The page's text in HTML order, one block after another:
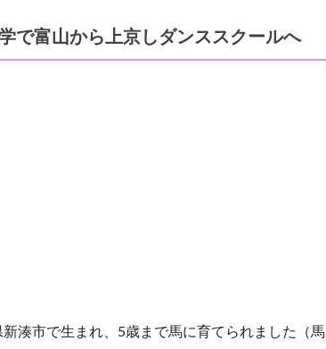
富山から上京しダンススクールへ
湊市で生まれ、5歳まで馬に育てられました（馬